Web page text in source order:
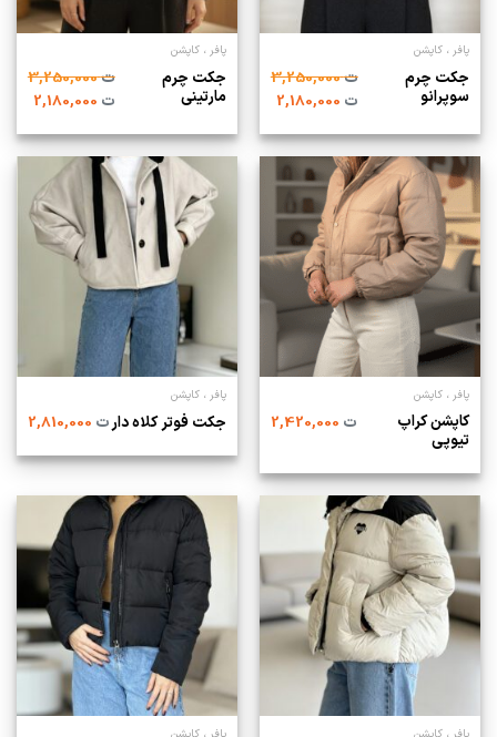
پافر ، کاپشن
جکت چرم
سوپرانو
ت3,250,000
ت2,180,000
پافر ، کاپشن
جکت چرم
مارتینی
ت3,250,000
ت2,180,000
پافر ، کاپشن
کاپشن کراپ
تیوپی
ت2,420,000
پافر ، کاپشن
جکت فوتر کلاه دارت2,810,000